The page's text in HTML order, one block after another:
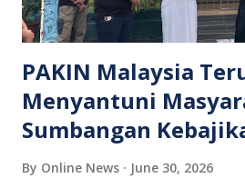
PAKIN Malaysia
Menyantuni
Sumbangan
By Online News June 30, 2026